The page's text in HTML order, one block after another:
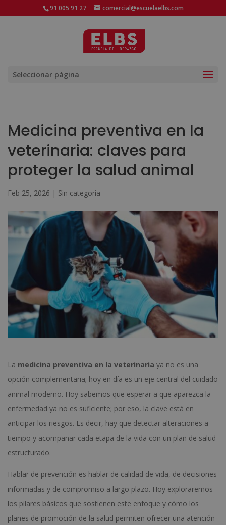
91 005 91 27 comercial@escuelaelbs.com
Seleccionar página
Medicina preventiva en la
veterinaria: claves para
proteger la salud animal
Feb 25, 2026 | Sin categoría
La medicina preventiva en la veterinaria ya no es una
opción complementaria; hoy en día es un eje central del cuidado
animal moderno. Hoy sabemos que esperar a que aparezca la
enfermedad ya no es suficiente; por eso, la clave está en
anticipar los riesgos. Es decir, hay que detectar alteraciones a
tiempo y acompañar cada etapa de la vida con un plan de salud
estructurado.
Hablar de prevención es hablar de calidad de vida, de decisiones
informadas y de compromiso a largo plazo. Hoy exploraremos
los pilares básicos que sostienen este enfoque y cómo los
planes de promoción de la salud permiten ofrecer una atención